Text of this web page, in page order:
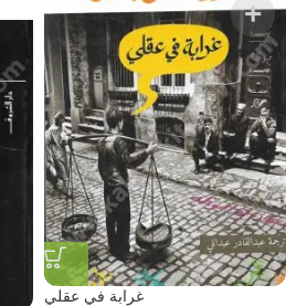
غرابة في عقلي